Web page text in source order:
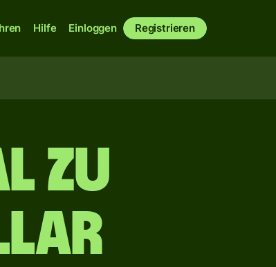
Hilfe Einloggen Registrieren
zu